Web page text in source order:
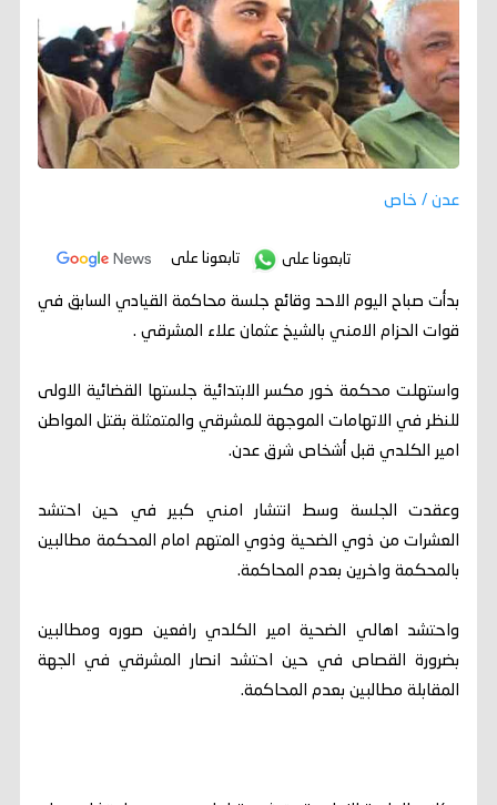
عدن / خاص
تابعونا على تابعونا على
بدأت صباح اليوم الاحد وقائع جلسة محاكمة القيادي السابق في
قوات الحزام الامني بالشيخ عثمان علاء المشرقي .
واستهلت محكمة خور مكسر الابتدائية جلستها القضائية الاولى
للنظر في الاتهامات الموجهة للمشرقي والمتمثلة بقتل المواطن
امير الكلدي قبل أشخاص شرق عدن.
وعقدت الجلسة وسط انتشار امني كبير في حين احتشد
العشرات من ذوي الضحية وذوي المتهم امام المحكمة مطالبين
بالمحكمة واخرين بعدم المحاكمة.
واحتشد اهالي الضحية امير الكلدي رافعين صوره ومطالبين
بضرورة القصاص في حين احتشد انصار المشرقي في الجهة
المقابلة مطالبين بعدم المحاكمة.